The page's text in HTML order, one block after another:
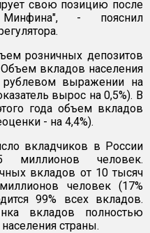
свою позицию после
Минфина", - пояснил
розничных депозитов
Объем вкладов населения
выражении на
вырос на 0,5%). В
года объем вкладов
- на 4,4%).
вкладчиков в России
миллионов человек.
вкладов от 10 тысяч
человек (17%
99% всех вкладов.
вкладов полностью
страны.